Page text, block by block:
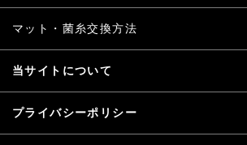
マット・菌糸交換方法
当サイトについて
プライバシーポリシー